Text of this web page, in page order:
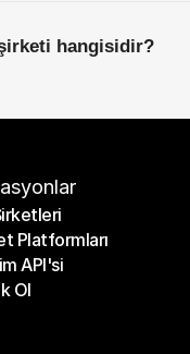
hangisidir?
Platformları
Platformları
API'si
API'si
Ol